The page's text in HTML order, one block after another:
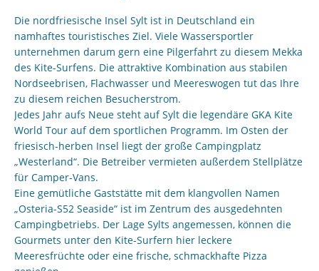
Die nordfriesische Insel Sylt ist in Deutschland ein
namhaftes touristisches Ziel. Viele Wassersportler
unternehmen darum gern eine Pilgerfahrt zu diesem Mekka
des Kite-Surfens. Die attraktive Kombination aus stabilen
Nordseebrisen, Flachwasser und Meereswogen tut das Ihre
zu diesem reichen Besucherstrom.
Jedes Jahr aufs Neue steht auf Sylt die legendäre GKA Kite
World Tour auf dem sportlichen Programm. Im Osten der
friesisch-herben Insel liegt der große Campingplatz
„Westerland“. Die Betreiber vermieten außerdem Stellplätze
für Camper-Vans.
Eine gemütliche Gaststätte mit dem klangvollen Namen
„Osteria-S52 Seaside“ ist im Zentrum des ausgedehnten
Campingbetriebs. Der Lage Sylts angemessen, können die
Gourmets unter den Kite-Surfern hier leckere
Meeresfrüchte oder eine frische, schmackhafte Pizza